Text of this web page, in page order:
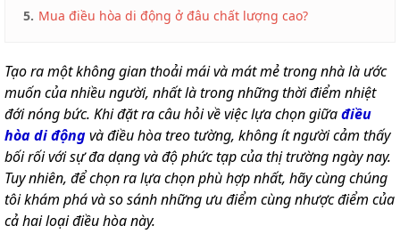
5. Mua điều hòa di động ở đâu chất lượng cao?
Tạo ra một không gian thoải mái và mát mẻ trong nhà là ước
muốn của nhiều người, nhất là trong những thời điểm nhiệt
đới nóng bức. Khi đặt ra câu hỏi về việc lựa chọn giữađiều
hòa di độngvà điều hòa treo tường, không ít người cảm thấy
bối rối với sự đa dạng và độ phức tạp của thị trường ngày nay.
Tuy nhiên, để chọn ra lựa chọn phù hợp nhất, hãy cùng chúng
tôi khám phá và so sánh những ưu điểm cùng nhược điểm của
cả hai loại điều hòa này.